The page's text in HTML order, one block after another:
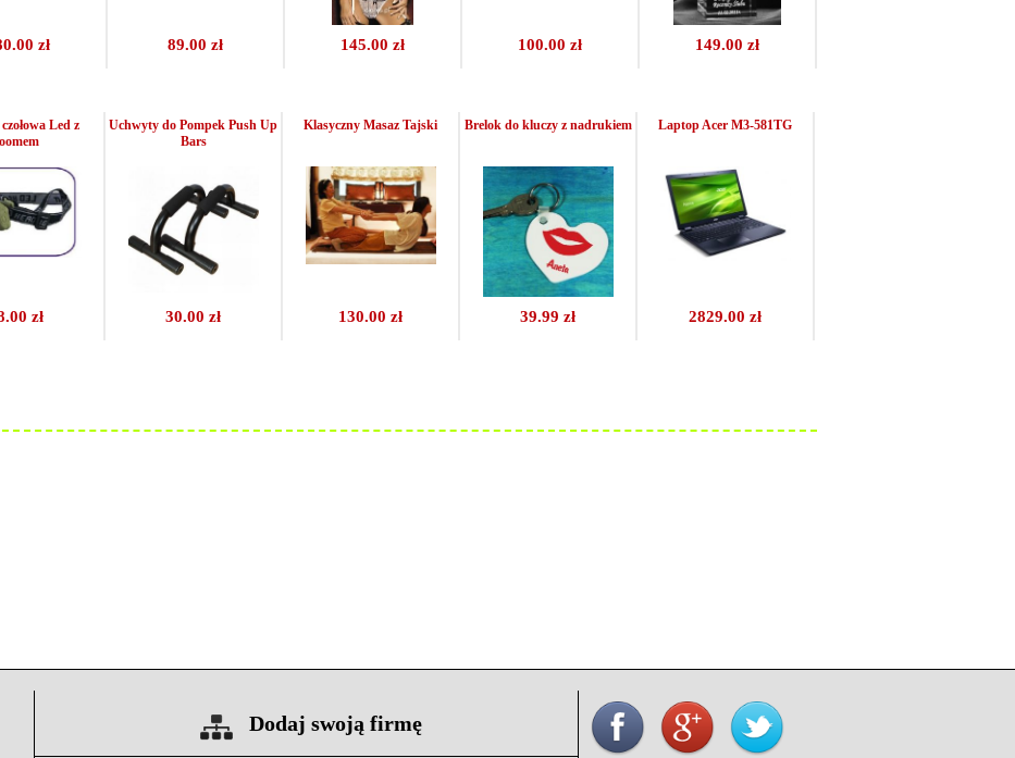
zł 89.00 zł 145.00 zł 100.00 zł 149.00 zł
zł
Led z
30.00 zł
Uchwyty do Pompek Push Up
Bars
130.00 zł
Klasyczny Masaz Tajski
39.99 zł
Brelok do kluczy z nadrukiem
2829.00 zł
Laptop Acer M3-581TG
Dodaj swoją firmę